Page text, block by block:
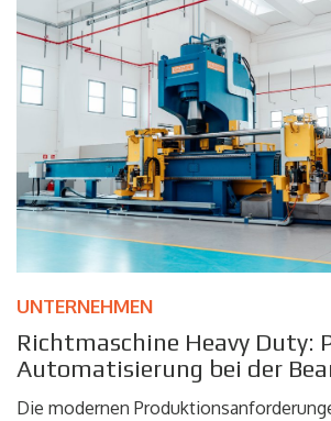
die Leistung des Endprodukts
diesem Grund nehmenhydraulische
zentrale Rolle ein. Dank ihrer
präzise zu steuern, ermöglichen diese
hochgenaue Bearbeitungen und
Anforderungen eines Bereichs, in dem
Normkonformität grundlegende
UNTERNEHMEN
Richtmaschine Heavy Duty:
Automatisierung bei der
komplexer Materialien
Die modernen